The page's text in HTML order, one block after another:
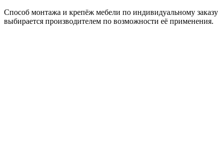
Способ монтажа и крепёж мебели по индивидуальному заказу
выбирается производителем по возможности её применения.